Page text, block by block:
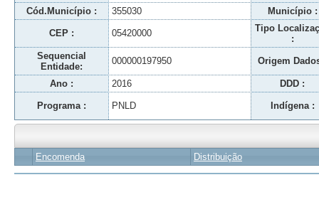
Cód.Município : 355030 Município :
CEP : 05420000
Tipo
:
Sequencial
Entidade:
000000197950 Origem
Ano : 2016 DDD :
Programa : PNLD Indígena :
Encomenda Distribuição